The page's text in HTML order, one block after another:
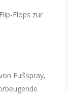
Flops zur
Fußspray,